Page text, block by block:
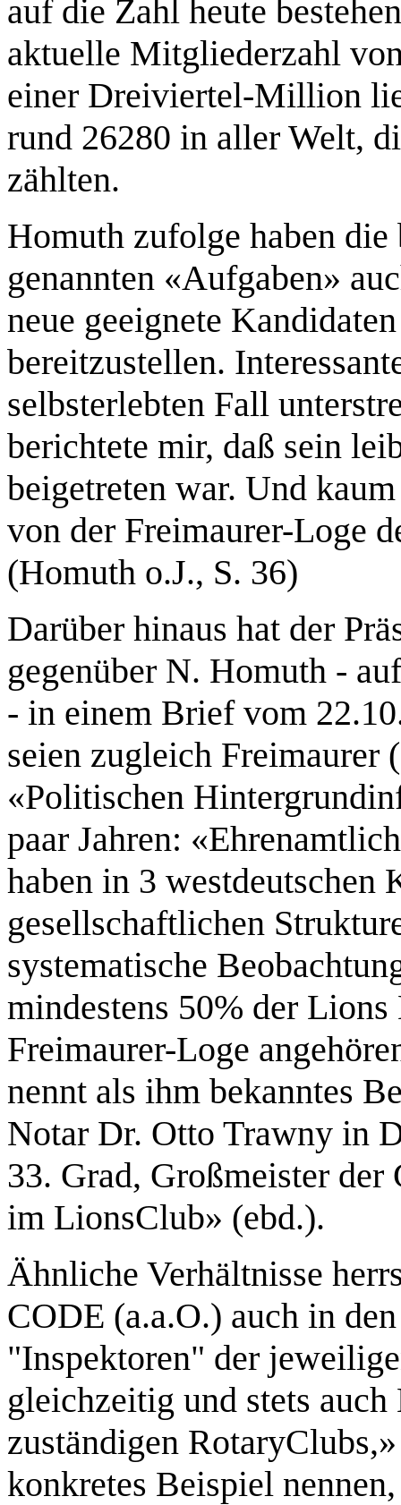
auf die Zahl heute
aktuelle Mitgliederzahl
einer Dreiviertel-Million
rund 26280 in aller Welt,
zählten.
Homuth zufolge haben die
genannten «Aufgaben»
neue geeignete
bereitzustellen.
selbsterlebten Fall
berichtete mir, daß sein
beigetreten war. Und
von der Freimaurer-Loge
(Homuth o.J., S. 36)
Darüber hinaus hat der
gegenüber N. Homuth -
- in einem Brief vom
seien zugleich Freimaurer
«Politischen
paar Jahren:
haben in 3 westdeutschen
gesellschaftlichen
systematische
mindestens 50% der
Freimaurer-Loge
nennt als ihm bekanntes
Notar Dr. Otto Trawny in
33. Grad, Großmeister
im LionsClub» (ebd.).
Ähnliche Verhältnisse
CODE (a.a.O.) auch in
"Inspektoren" der
gleichzeitig und stets
zuständigen
konkretes Beispiel